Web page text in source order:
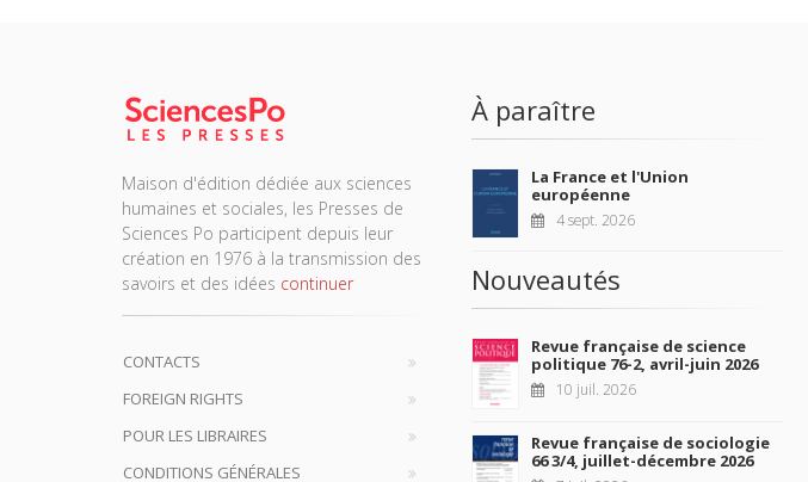
Maison d'édition dédiée aux sciences
humaines et sociales, les Presses de
Sciences Po participent depuis leur
création en 1976 à la transmission des
savoirs et des idées continuer
CONTACTS
FOREIGN RIGHTS
POUR LES LIBRAIRES
CONDITIONS GÉNÉRALES
À paraître
La France et l'Union
européenne
4 sept. 2026
Nouveautés
Revue française de science
politique 76-2, avril-juin 2026
10 juil. 2026
Revue française de sociologie
66 3/4, juillet-décembre 2026